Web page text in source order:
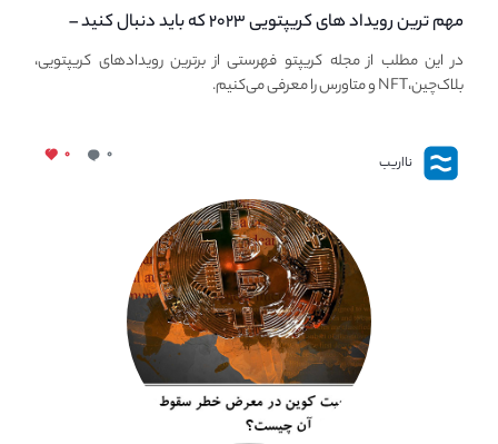
مهم ترین رویداد های کریپتویی ۲۰۲۳ که باید دنبال کنید –
معرفی بهترین رویداد های جهانی
در این مطلب از مجله کریپتو فهرستی از برترین رویدادهای کریپتویی،
بلاک‌چین،NFT و متاورس را معرفی می‌کنیم.
نااریب ۰ ۰